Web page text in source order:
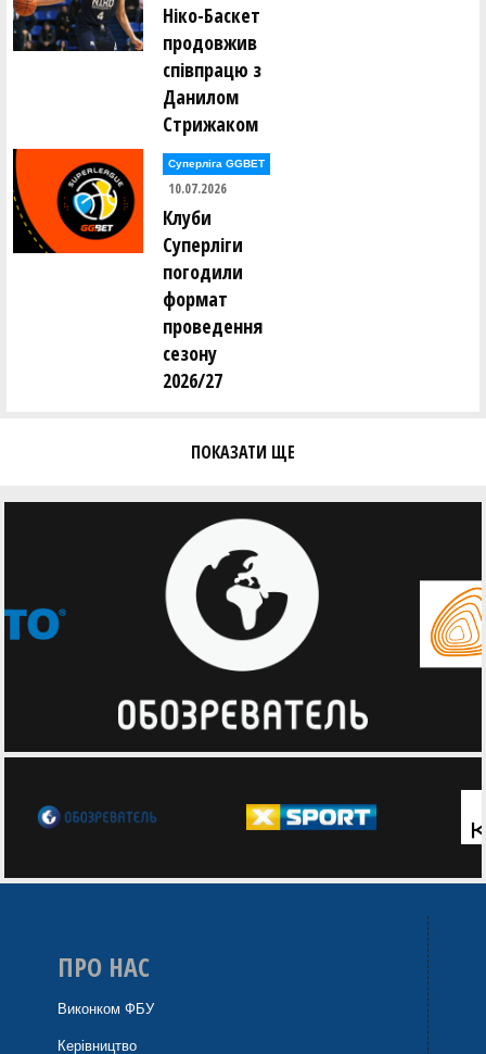
Ніко-Баскет
продовжив
співпрацю з
Данилом
Стрижаком
Суперліга GGBET
10.07.2026
Клуби
Суперліги
погодили
формат
проведення
сезону
2026/27
ПОКАЗАТИ ЩЕ
ПРО НАС
Виконком ФБУ
Керівництво